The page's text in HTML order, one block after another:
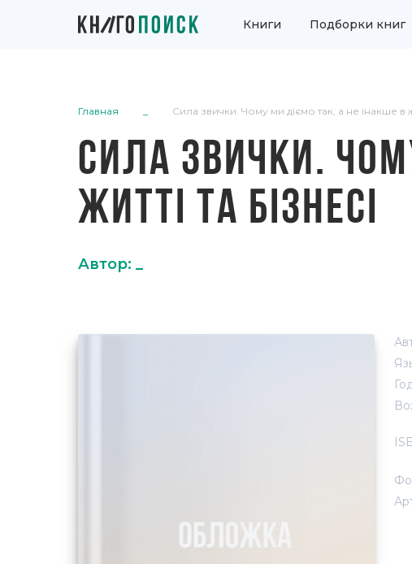
Книги Подборки книг
Главная Сила звички. Чому ми діємо так, а не інакше в
СИЛА ЗВИЧКИ.
ЖИТТІ ТА БІЗНЕСІ
Автор: _